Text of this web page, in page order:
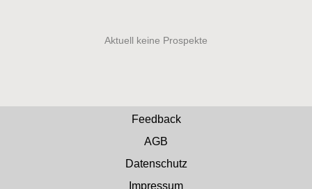
Feedback
AGB
Datenschutz
Impressum